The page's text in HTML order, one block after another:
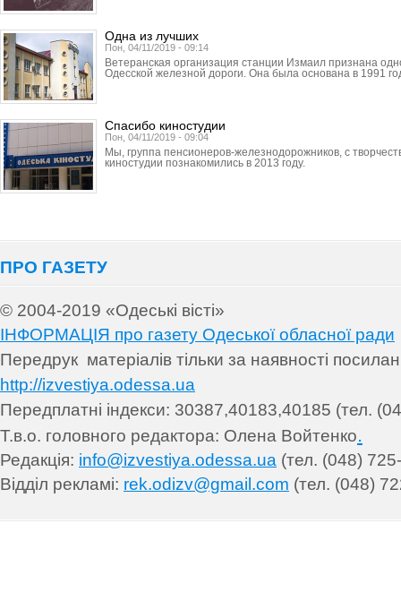
Одна из лучших
Пон, 04/11/2019 - 09:14
Ветеранская организация станции Измаил признана
Одесской железной дороги. Она была основана в 1991
Спасибо киностудии
Пон, 04/11/2019 - 09:04
Мы, группа пенсионеров-железнодорожников, с
киностудии познакомились в 2013 году.
ПРО ГАЗЕТУ
© 2004-2019 «Одеські вісті»
ІНФОРМАЦІЯ про газету Одеської обласної ради
Передрук матеріалів тільки за наявності
http://izvestiya.odessa.ua
Передплатні індекси: 30387,40183,40185 (тел.
Т.в.о. головного редактора: Олена Войтенко.
Редакція: info@izvestiya.odessa.ua (тел. (048)
Відділ рекламі: rek.odizv@gmail.com (тел. (048)